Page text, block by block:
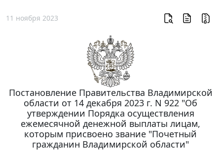
11 ноября 2023
Постановление Правительства Владимирской
области от 14 декабря 2023 г. N 922 "Об
утверждении Порядка осуществления
ежемесячной денежной выплаты лицам,
которым присвоено звание "Почетный
гражданин Владимирской области"